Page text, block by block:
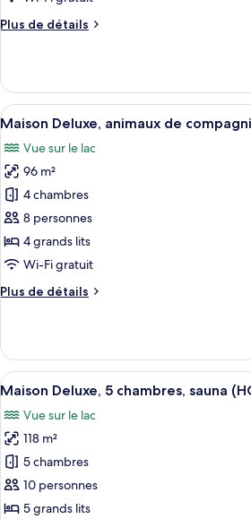
chambre :
Maison
chambres,
sauna
(HOUSE
4)
Plus de détails
Plus
le
type
de
Maison
Deluxe,
4
chambres,
sauna
(HOUSE
4)
Afficher
toutes
les
photos
pour
ce
type
de
chambre :
Maison
de
compagnie
interdits
(HOUSE
6)
Une
12
Maison Deluxe, animaux de
Vue sur le lac
96 m²
4 chambres
8 personnes
4 grands lits
Wi-Fi gratuit
Plus de détails
Plus
le
type
de
Maison
Deluxe,
animaux
de
compagnie
interdits
Afficher
toutes
les
photos
pour
ce
type
Une
13
Maison Deluxe, 5 chambres, sauna
Vue sur le lac
118 m²
5 chambres
10 personnes
5 grands lits